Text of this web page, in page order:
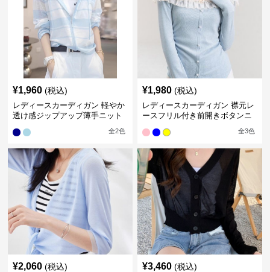
¥1,960 (税込)
レディースカーディガン 軽やか
透け感ジップアップ薄手ニット
全2色
¥1,980 (税込)
レディースカーディガン 襟元レ
ースフリル付き前開きボタンニ
全3色
¥2,060 (税込) ¥3,460 (税込)